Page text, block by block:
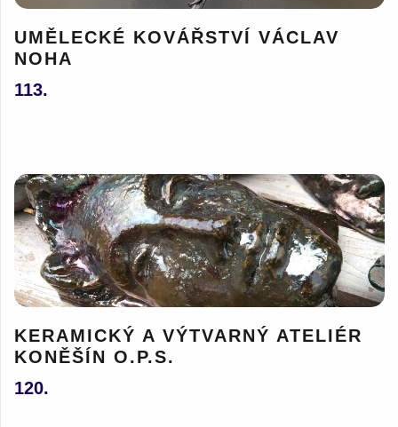
UMĚLECKÉ KOVÁŘSTVÍ VÁCLAV
NOHA
113.
KERAMICKÝ A VÝTVARNÝ ATELIÉR
KONĚŠÍN O.P.S.
120.